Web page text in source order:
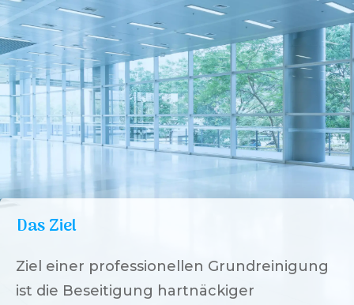
Das Ziel
Ziel einer professionellen Grundreinigung
ist die Beseitigung hartnäckiger